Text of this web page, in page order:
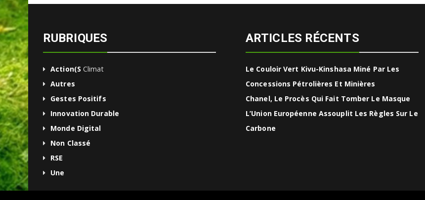
RUBRIQUES
Action(s Climat
Autres
Gestes Positifs
Innovation Durable
Monde Digital
Non Classé
RSE
Une
ARTICLES RÉCENTS
Le Couloir Vert Kivu-Kinshasa Miné Par Les
Concessions Pétrolières Et Minières
Chanel, Le Procès Qui Fait Tomber Le Masque
L’Union Européenne Assouplit Les Règles Sur Le
Carbone